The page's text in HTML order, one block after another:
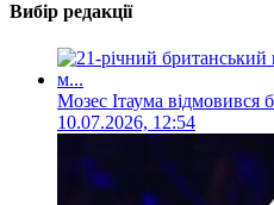
Вибір редакції
Мозес Ітаума
10.07.2026, 12:54